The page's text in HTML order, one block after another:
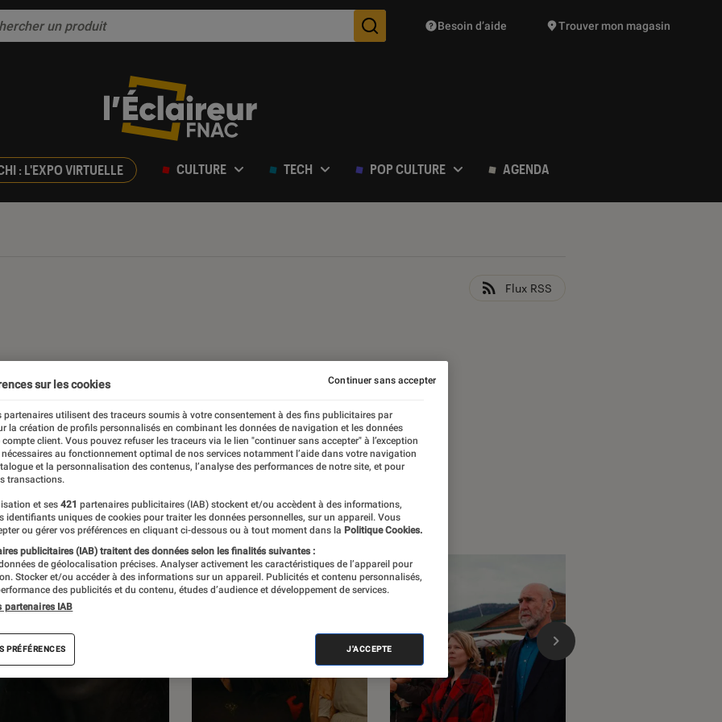
Des suggestions de produits vont vous être proposées
Besoin d’aide Trouver mon magasin
: L'EXPO VIRTUELLE CULTURE TECH POP CULTURE AGENDA
Flux RSS
Fnac. Découvrez des portraits
des critiques de films, mais
et des enquêtes.
sur les cookies
partenaires utilisent des traceurs soumis à votre consentement à des fins publicitaires par
la création de profils personnalisés en combinant les données de navigation et les données
compte client. Vous pouvez refuser les traceurs via le lien "continuer sans accepter" à l’exception
au fonctionnement optimal de nos services notamment l’aide dans votre navigation
et la personnalisation des contenus, l’analyse des performances de notre site, et pour
transactions.
et ses 421 partenaires publicitaires (IAB) stockent et/ou accèdent à des informations,
identifiants uniques de cookies pour traiter les données personnelles, sur un appareil. Vous
ou gérer vos préférences en cliquant ci-dessous ou à tout moment dans la Politique Cookies.
publicitaires (IAB) traitent des données selon les finalités suivantes :
de géolocalisation précises. Analyser activement les caractéristiques de l’appareil pour
Stocker et/ou accéder à des informations sur un appareil. Publicités et contenu personnalisés,
des publicités et du contenu, études d’audience et développement de services.
partenaires IAB
PRÉFÉRENCES J'ACCEPTE
Continuer sans accepter